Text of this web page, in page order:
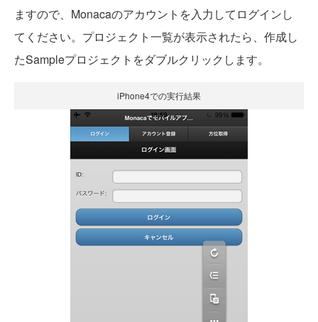
ますので、Monacaのアカウントを入力してログインし
てください。プロジェクト一覧が表示されたら、作成し
たSampleプロジェクトをダブルクリックします。
iPhone4での実行結果